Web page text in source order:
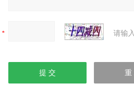
请输